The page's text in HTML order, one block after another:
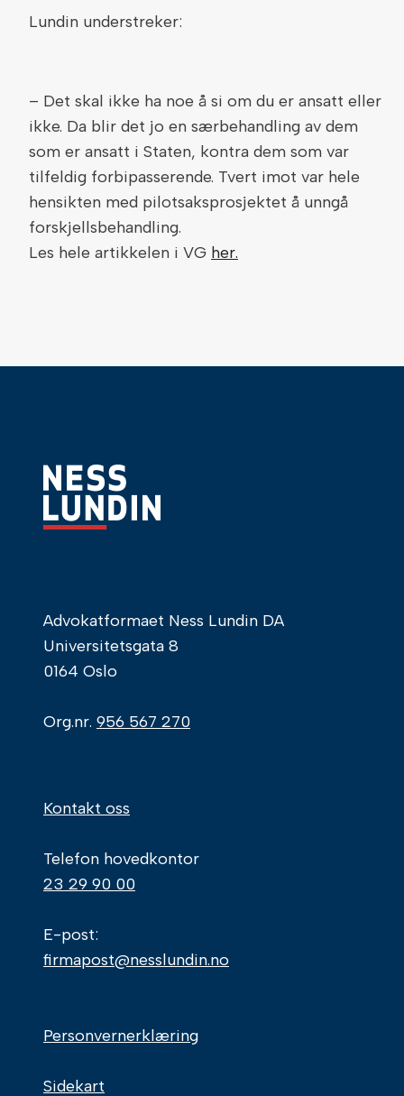
Lundin understreker:
– Det skal ikke ha noe å si om du er ansatt eller
ikke. Da blir det jo en særbehandling av dem
som er ansatt i Staten, kontra dem som var
tilfeldig forbipasserende. Tvert imot var hele
hensikten med pilotsaksprosjektet å unngå
forskjellsbehandling.
Les hele artikkelen i VG her.
Advokatformaet Ness Lundin DA
Universitetsgata 8
0164 Oslo
Org.nr. 956 567 270
Kontakt oss
Telefon hovedkontor
23 29 90 00
E-post:
firmapost@nesslundin.no
Personvernerklæring
Sidekart